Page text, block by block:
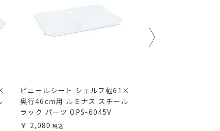
ビニールシート シェルフ幅61×
奥行46cm用 ルミナス スチール
ラック パーツ OPS-6045V
2,080